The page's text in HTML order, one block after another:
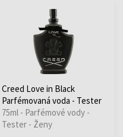
Creed Love in Black
Parfémovaná voda - Tester
75ml - Parfémové vody -
Tester - Ženy